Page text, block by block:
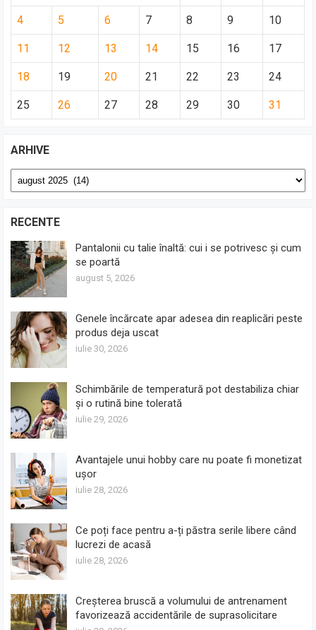
4 5 6 7 8 9 10
11 12 13 14 15 16 17
18 19 20 21 22 23 24
25 26 27 28 29 30 31
ARHIVE
Arhive
RECENTE
Pantalonii cu talie înaltă: cui i se potrivesc și cum
se poartă
august 5, 2026
Genele încărcate apar adesea din reaplicări peste
produs deja uscat
iulie 30, 2026
Schimbările de temperatură pot destabiliza chiar
și o rutină bine tolerată
iulie 29, 2026
Avantajele unui hobby care nu poate fi monetizat
ușor
iulie 28, 2026
Ce poți face pentru a-ți păstra serile libere când
lucrezi de acasă
iulie 28, 2026
Creșterea bruscă a volumului de antrenament
favorizează accidentările de suprasolicitare